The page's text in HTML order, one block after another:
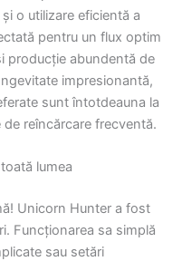
o utilizare eficientă a
pentru un flux optim
producție abundentă de
impresionantă,
sunt întotdeauna la
reîncărcare frecventă.
lumea
Unicorn Hunter a fost
Funcționarea sa simplă
sau setări